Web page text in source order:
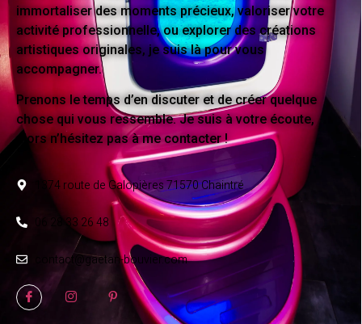
immortaliser des moments précieux, valoriser votre
activité professionnelle, ou explorer des créations
artistiques originales, je suis là pour vous
accompagner.
Prenons le temps d’en discuter et de créer quelque
chose qui vous ressemble. Je suis à votre écoute,
alors n’hésitez pas à me contacter !
1374 route de Galopières 71570 Chaintré
06 28 33 26 48
contact@gaetan-bouvier.com